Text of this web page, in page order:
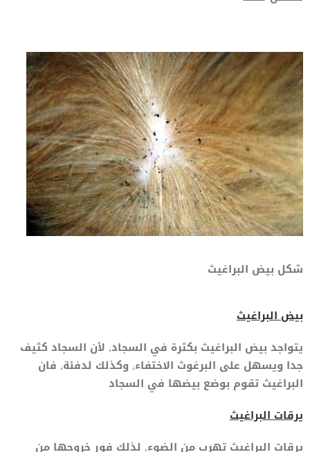
شكل بيض البراغيث
بيض البراغيث
يتواجد بيض البراغيث بكثرة في السجاد, لأن السجاد كثيف
جدا ويسهل على البرغوث الاختفاء, وكذلك لدفئة, فان
البراغيث تقوم بوضع بيضها في السجاد
يرقات البراغيث
يرقات البراغيث تهرب من الضوء, لذلك فور خروجها من